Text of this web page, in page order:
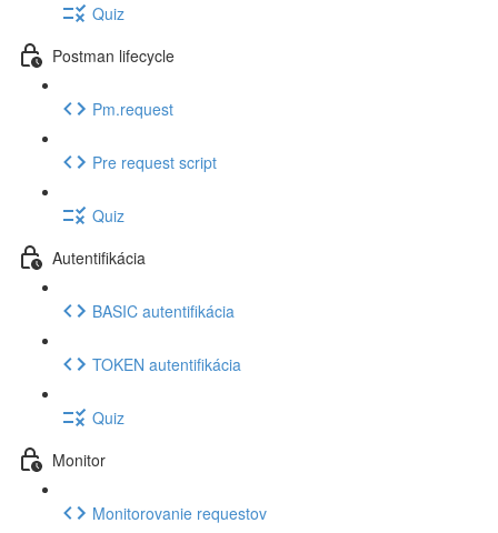
Quiz
Postman lifecycle
Pm.request
Pre request script
Quiz
Autentifikácia
BASIC autentifikácia
TOKEN autentifikácia
Quiz
Monitor
Monitorovanie requestov